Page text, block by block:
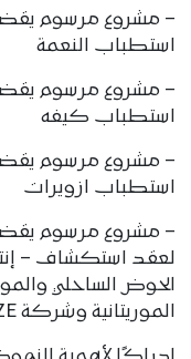
– مشروع مرسوم
استطباب النعمة
– مشروع مرسوم
استطباب كيفه
– مشروع مرسوم
استطباب ازويرات
لعقد استكشاف –
الموريتانية وشركة GO GAS HOLDING FZE.